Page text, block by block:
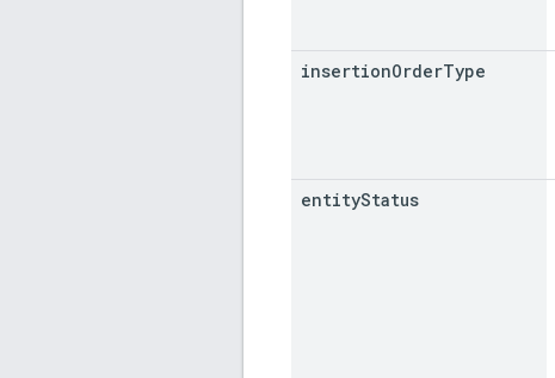
insertionOrderType
entityStatus